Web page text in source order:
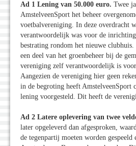
Ad 1 Lening van 50.000 euro. Twee
AmstelveenSport het beheer
voetbalvereniging. In deze overdracht
verantwoordelijk was voor de
bestrating rondom het nieuwe
een deel van het groenbeheer bij de
vereniging zelf verantwoordelijk is
Aangezien de vereniging hier geen
in de begroting heeft AmstelveenSport
lening voorgesteld. Dit heeft de
Ad 2 Latere oplevering van twee
later opgeleverd dan afgesproken,
de tegenpartij moeten worden